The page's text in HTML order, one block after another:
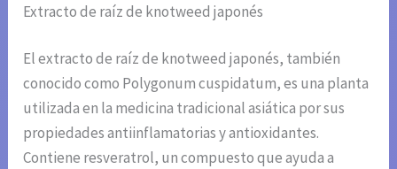
Extracto de raíz de knotweed japonés
El extracto de raíz de knotweed japonés, también
conocido como Polygonum cuspidatum, es una planta
utilizada en la medicina tradicional asiática por sus
propiedades antiinflamatorias y antioxidantes.
Contiene resveratrol, un compuesto que ayuda a